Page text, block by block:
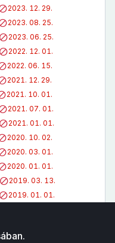
2023. 12. 29.
2023. 08. 25.
2023. 06. 25.
2022. 12. 01.
2022. 06. 15.
2021. 12. 29.
2021. 10. 01.
2021. 07. 01.
2021. 01. 01.
2020. 10. 02.
2020. 03. 01.
2020. 01. 01.
2019. 03. 13.
2019. 01. 01.
2018. 05. 22. 10:00